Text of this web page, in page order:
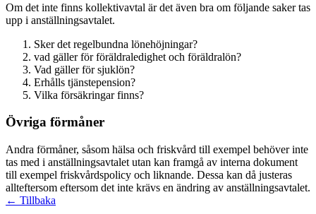
Om det inte finns kollektivavtal är det även bra om följande saker tas
upp i anställningsavtalet.
Sker det regelbundna lönehöjningar?
vad gäller för föräldraledighet och föräldralön?
Vad gäller för sjuklön?
Erhålls tjänstepension?
Vilka försäkringar finns?
Övriga förmåner
Andra förmåner, såsom hälsa och friskvård till exempel behöver inte
tas med i anställningsavtalet utan kan framgå av interna dokument
till exempel friskvårdspolicy och liknande. Dessa kan då justeras
allteftersom eftersom det inte krävs en ändring av anställningsavtalet.
← Tillbaka